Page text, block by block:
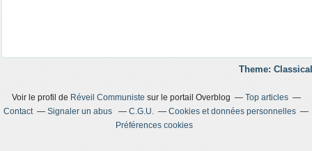
Theme:
Voir le profil de Réveil Communiste sur le portail Overblog
Top articles
Contact
Signaler un abus C.G.U.
Cookies et données personnelles
Préférences cookies